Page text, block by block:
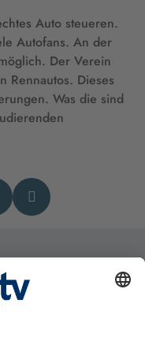
Auto steueren.
Autofans. An der
Der Verein
Rennautos. Dieses
Was die sind